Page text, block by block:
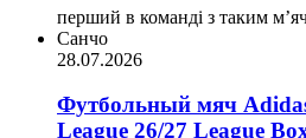
перший в команді з таким
Санчо
28.07.2026
Футбольный мяч
League 26/27 League